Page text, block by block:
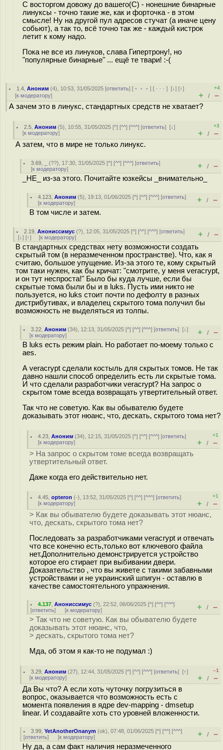
С восторгом довожу до вашего(С) - нонешние бинарные
линуксы - точно такие же, как и форточка - в этом
смысле! Ну на другой пул адресов стучат (а иначе цену
собьют), а так то, всё точно так же - каждый кистрок
летит к кому надо.
Пока не все из линуков, слава Гипертрону!, но
"популярные бинарные" ... ещё те твари! :-(
1.4 ,Аноним (4), 10:53, 31/05/2025 [ответить] [ ﹢﹢﹢] [ · · ·][↓] [↑]
[к модератору]
+4
+ / –
А зачем это в линукс, стандартных средств не хватает?
2.5 ,Аноним (5), 10:55, 31/05/2025 [^] [^^] [^^^] [ответить][↓]
[к модератору]
+3
+ / –
А затем, что в мире не только линукс.
3.69 (??), 17:30, 31/05/2025 [^] [^^] [^^^] [ответить]
[к модератору] + / –
_НЕ_ из-за этого. Почитайте юзкейсы _внимательно_
4.123 ,Аноним (5), 19:13, 01/06/2025 [^] [^^] [^^^] [ответить]
[к модератору] + / –
В том числе и затем.
2.19 ,Анониссимус (?), 12:05, 31/05/2025 [^] [^^] [^^^] [ответить]
[↓] [↑] [к модератору] + / –
В стандартных средствах нету возможности создать
скрытый том (в неразмеченном пространстве). Что, как я
считаю, большое упущение. Из-за этого те, кому скрытый
том таки нужен, как бы кричат: "смотрите, у меня veracrypt,
и он тут неспроста!" Было бы куда лучше, если бы
скрытые тома были бы и в luks. Пусть ими никто не
пользуется, но luks стоит почти по дефолту в разных
дистрибутивах, и владелец скрытого тома получил бы
возможность не выделяться из толпы.
3.22 ,Аноним (34), 12:13, 31/05/2025 [^] [^^] [^^^] [ответить][↓]
[к модератору] + / –
В luks есть режим plain. Но работает по-моему только с
aes.
А veracrypt сделали костыль для скрытых томов. Не так
давно нашли способ определить есть ли скрытые тома.
И что сделали разработчики veracrypt? На запрос о
скрытом томе всегда возвращать утвертительный ответ.
Так что не советую. Как вы обывателю будете
доказывать этот нюанс, что, дескать, скрытого тома нет?
4.23 ,Аноним (34), 12:15, 31/05/2025 [^] [^^] [^^^] [ответить]
[к модератору]
+1
+ / –
> На запрос о скрытом томе всегда возвращать
утвертительный ответ.
Даже когда его действительно нет.
4.45 ,opteron (-), 13:52, 31/05/2025 [^] [^^] [^^^] [ответить]
[к модератору]
+1
+ / –
> Как вы обывателю будете доказывать этот нюанс,
что, дескать, скрытого тома нет?
Последовать за разработчиками veracrypt и отвечать
что все конечно есть,только вот ключевого файла
нет.Дополнительно демонстрируется устройство
которое его стирает при выбивании двери.
Доказательство , что вы живете с такими забавными
устройствами и не украинский шпигун - оставлю в
качестве самостоятельного упражнения.
4.137 ,Анониссимус (?), 22:52, 06/06/2025 [^] [^^] [^^^]
[ответить] [к модератору] + / –
> Так что не советую. Как вы обывателю будете
доказывать этот нюанс, что,
> дескать, скрытого тома нет?
Мда, об этом я как-то не подумал :)
3.29 ,Аноним (27), 12:44, 31/05/2025 [^] [^^] [^^^] [ответить][↑]
[к модератору]
–1
+ / –
Да Вы что? А если хоть чуточку погрузиться в
вопрос, оказывается что возможность есть с
момента появления в ядре dev-mapping - dmsetup
linear. И создавайте хоть сто уровней вложенности.
3.99 ,YetAnotherOnanym (ok), 07:48, 01/06/2025 [^] [^^] [^^^]
[ответить] [к модератору] + / –
Ну да, а сам факт наличия неразмеченного